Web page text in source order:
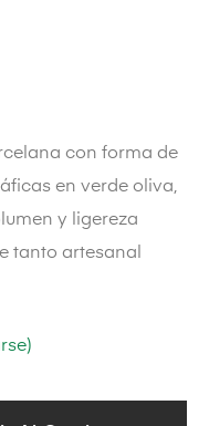
con forma de
en verde oliva,
y ligereza
tanto artesanal